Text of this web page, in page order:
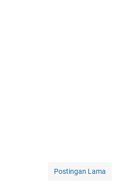
Postingan Lama